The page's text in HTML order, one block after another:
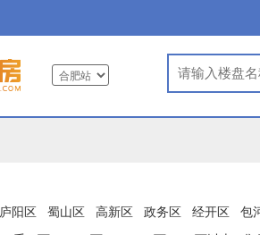
庐阳区 蜀山区 高新区 政务区 经开区
包